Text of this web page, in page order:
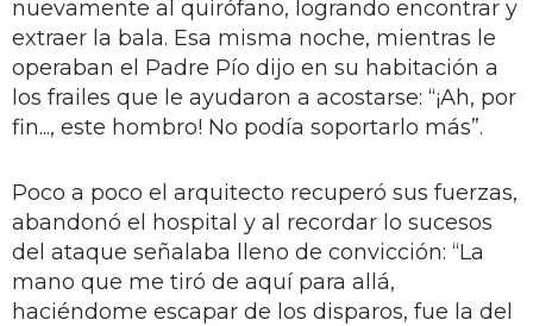
nuevamente al quirófano, logrando encontrar y
extraer la bala. Esa misma noche, mientras le
operaban el Padre Pío dijo en su habitación a
los frailes que le ayudaron a acostarse: “¡Ah, por
fin..., este hombro! No podía soportarlo más”.
Poco a poco el arquitecto recuperó sus fuerzas,
abandonó el hospital y al recordar lo sucesos
del ataque señalaba lleno de convicción: “La
mano que me tiró de aquí para allá,
haciéndome escapar de los disparos, fue la del